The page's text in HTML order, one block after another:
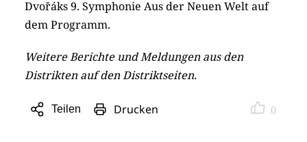
Dvořáks 9. Symphonie Aus der Neuen Welt auf
dem Programm.
Weitere Berichte und Meldungen aus den
Distrikten auf den Distriktseiten.
Teilen
Sharing
Drucken 0